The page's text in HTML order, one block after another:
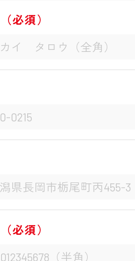
（必須）
（必須）